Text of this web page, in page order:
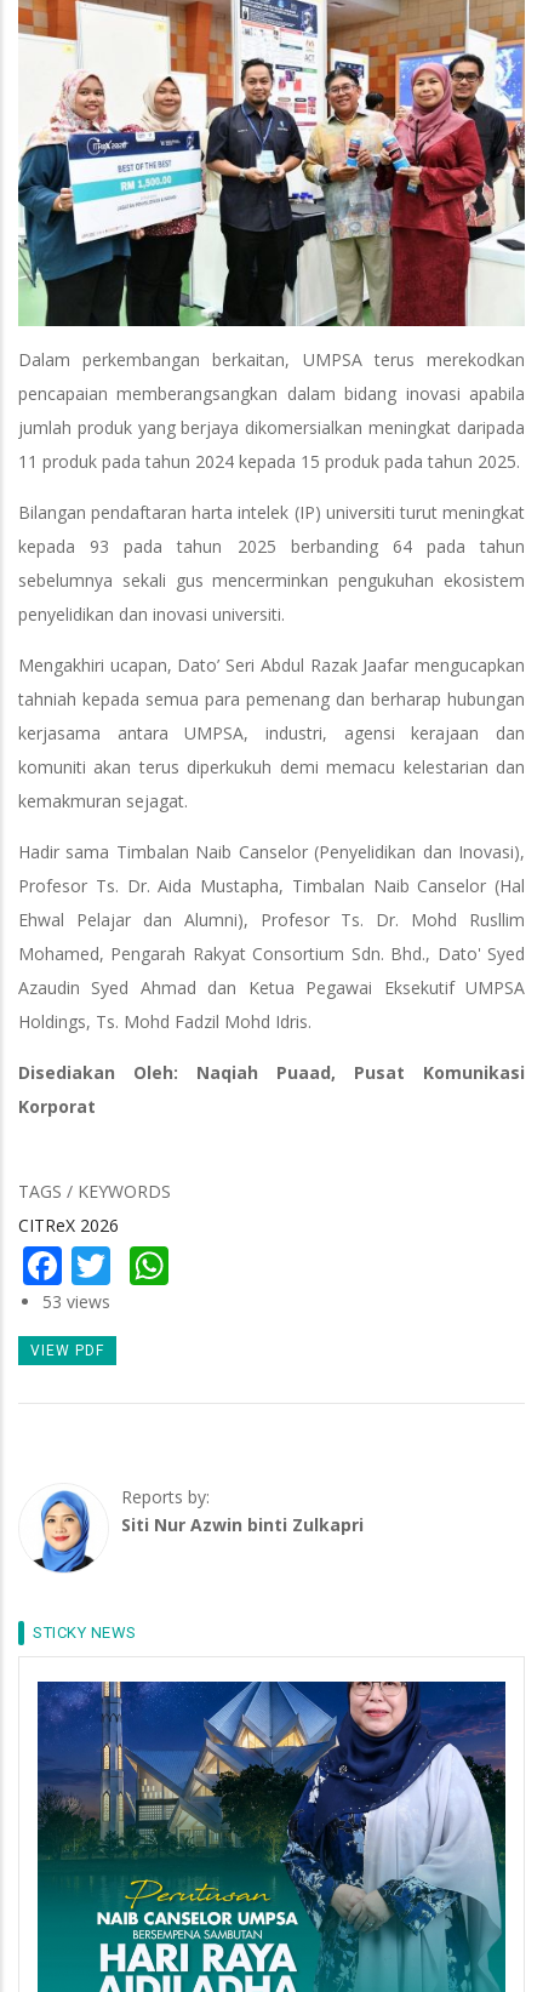
Dalam perkembangan berkaitan, UMPSA terus merekodkan
pencapaian memberangsangkan dalam bidang inovasi apabila
jumlah produk yang berjaya dikomersialkan meningkat daripada
11 produk pada tahun 2024 kepada 15 produk pada tahun 2025.
Bilangan pendaftaran harta intelek (IP) universiti turut meningkat
kepada 93 pada tahun 2025 berbanding 64 pada tahun
sebelumnya sekali gus mencerminkan pengukuhan ekosistem
penyelidikan dan inovasi universiti.
Mengakhiri ucapan, Dato’ Seri Abdul Razak Jaafar mengucapkan
tahniah kepada semua para pemenang dan berharap hubungan
kerjasama antara UMPSA, industri, agensi kerajaan dan
komuniti akan terus diperkukuh demi memacu kelestarian dan
kemakmuran sejagat.
Hadir sama Timbalan Naib Canselor (Penyelidikan dan Inovasi),
Profesor Ts. Dr. Aida Mustapha, Timbalan Naib Canselor (Hal
Ehwal Pelajar dan Alumni), Profesor Ts. Dr. Mohd Rusllim
Mohamed, Pengarah Rakyat Consortium Sdn. Bhd., Dato' Syed
Azaudin Syed Ahmad dan Ketua Pegawai Eksekutif UMPSA
Holdings, Ts. Mohd Fadzil Mohd Idris.
Disediakan Oleh: Naqiah Puaad, Pusat Komunikasi
Korporat
TAGS / KEYWORDS
CITReX 2026
Facebook
Twitter
53 views
VIEW PDF
Reports by:
Siti Nur Azwin binti Zulkapri
STICKY NEWS